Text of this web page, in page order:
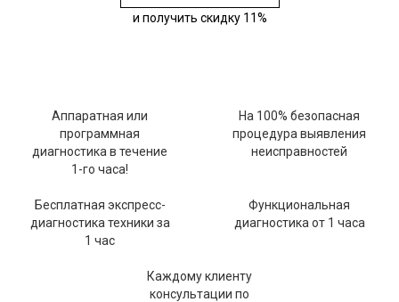
и получить скидку 11%
Аппаратная или
программная
диагностика в течение
1-го часа!
На 100% безопасная
процедура выявления
неисправностей
Бесплатная экспресс-
диагностика техники за
1 час
Функциональная
диагностика от 1 часа
Каждому клиенту
консультации по